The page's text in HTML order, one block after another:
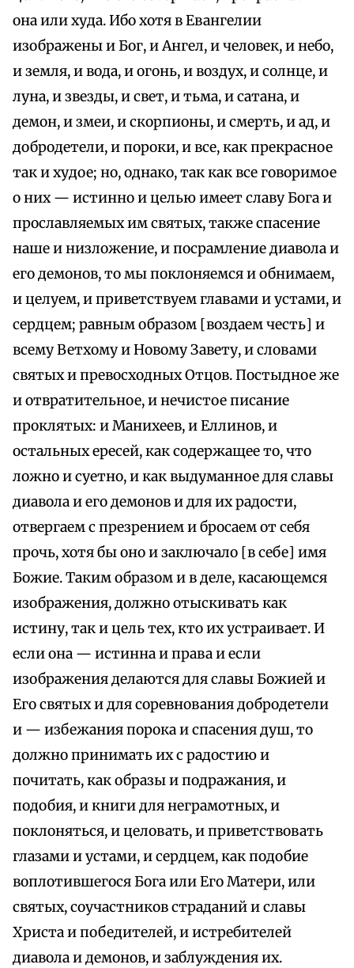
она или худа. Ибо хотя в Евангелии
изображены и Бог, и Ангел, и человек, и небо,
и земля, и вода, и огонь, и воздух, и солнце, и
луна, и звезды, и свет, и тьма, и сатана, и
демон, и змеи, и скорпионы, и смерть, и ад, и
добродетели, и пороки, и все, как прекрасное
так и худое; но, однако, так как все говоримое
о них — истинно и целью имеет славу Бога и
прославляемых им святых, также спасение
наше и низложение, и посрамление диавола и
его демонов, то мы поклоняемся и обнимаем,
и целуем, и приветствуем главами и устами, и
сердцем; равным образом [воздаем честь] и
всему Ветхому и Новому Завету, и словами
святых и превосходных Отцов. Постыдное же
и отвратительное, и нечистое писание
проклятых: и Манихеев, и Еллинов, и
остальных ересей, как содержащее то, что
ложно и суетно, и как выдуманное для славы
диавола и его демонов и для их радости,
отвергаем с презрением и бросаем от себя
прочь, хотя бы оно и заключало [в себе] имя
Божие. Таким образом и в деле, касающемся
изображения, должно отыскивать как
истину, так и цель тех, кто их устраивает. И
если она — истинна и права и если
изображения делаются для славы Божией и
Его святых и для соревнования добродетели
и — избежания порока и спасения душ, то
должно принимать их с радостию и
почитать, как образы и подражания, и
подобия, и книги для неграмотных, и
поклоняться, и целовать, и приветствовать
глазами и устами, и сердцем, как подобие
воплотившегося Бога или Его Матери, или
святых, соучастников страданий и славы
Христа и победителей, и истребителей
диавола и демонов, и заблуждения их.